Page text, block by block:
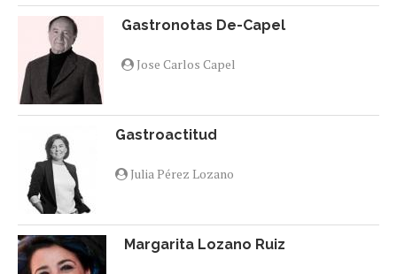
Gastronotas De-Capel
Jose Carlos Capel
Gastroactitud
Julia Pérez Lozano
Margarita Lozano Ruiz